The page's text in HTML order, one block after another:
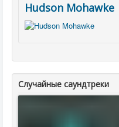
Hudson Mohawke
Случайные саундтреки